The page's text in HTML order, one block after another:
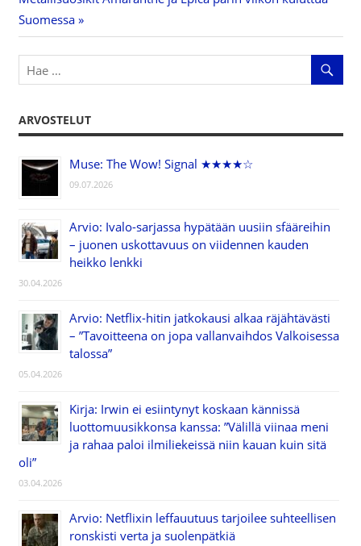
selaus
Post:
Suomessa
ARVOSTELUT
Muse: The Wow! Signal ★★★★☆
09.07.2026
Arvio: Ivalo-sarjassa hypätään uusiin sfääreihin
– juonen uskottavuus on viidennen kauden
heikko lenkki
30.04.2026
Arvio: Netflix-hitin jatkokausi alkaa räjähtävästi
– ”Tavoitteena on jopa vallanvaihdos Valkoisessa
talossa”
05.04.2026
Kirja: Irwin ei esiintynyt koskaan kännissä
luottomuusikkonsa kanssa: ”Välillä viinaa meni
ja rahaa paloi ilmiliekeissä niin kauan kuin sitä
oli”
03.04.2026
Arvio: Netflixin leffauutuus tarjoilee suhteellisen
ronskisti verta ja suolenpätkiä